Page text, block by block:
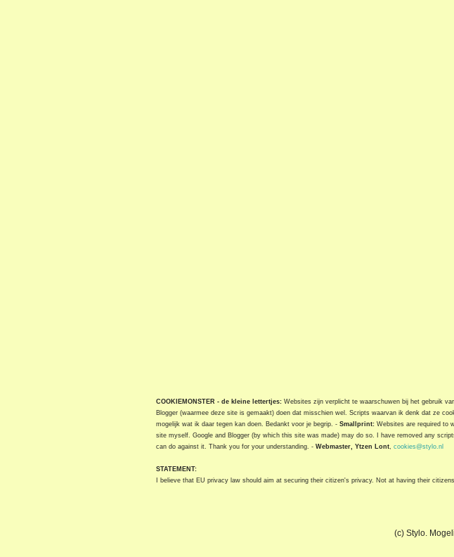
COOKIEMONSTER - de kleine lettertjes: Websites zijn verplicht te waarschuwen bij het gebruik
Blogger (waarmee deze site is gemaakt) doen dat misschien wel. Scripts waarvan ik denk dat ze
mogelijk wat ik daar tegen kan doen. Bedankt voor je begrip. - Smallprint: Websites are required to
site myself. Google and Blogger (by which this site was made) may do so. I have removed any
can do against it. Thank you for your understanding. - Webmaster, Ytzen Lont, cookies@stylo.nl
STATEMENT:
I believe that EU privacy law should aim at securing their citizen's privacy. Not at having their
(c) Stylo.